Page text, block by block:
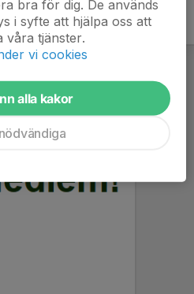
bra för dig. De används
i syfte att hjälpa oss att
våra tjänster.
vi cookies
alla kakor